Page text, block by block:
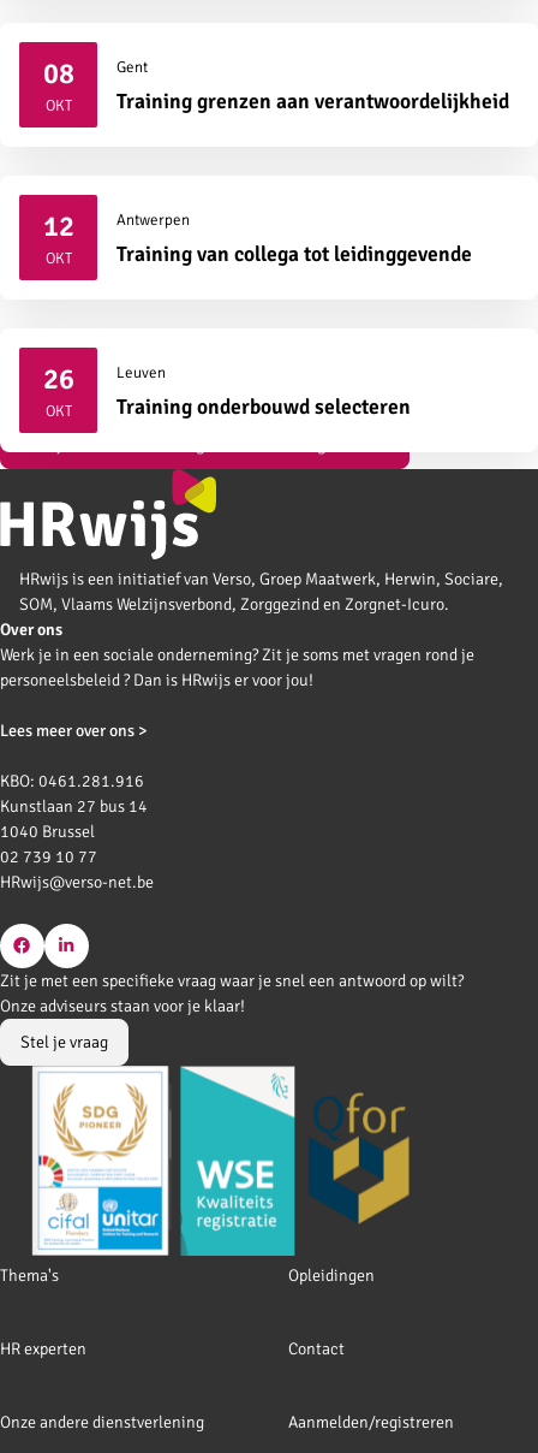
08
OKT2026
Gent
Training grenzen aan verantwoordelijkheid
12
OKT2026
Antwerpen
Training van collega tot leidinggevende
26
OKT2026
Leuven
Training onderbouwd selecteren
HRwijs is een initiatief van Verso, Groep Maatwerk, Herwin, Sociare,
SOM, Vlaams Welzijnsverbond, Zorggezind en Zorgnet-Icuro.
Over ons
Werk je in een sociale onderneming? Zit je soms met vragen rond je
personeelsbeleid ? Dan is HRwijs er voor jou!
Lees meer over ons >
KBO: 0461.281.916
Kunstlaan 27 bus 14
1040 Brussel
02 739 10 77
HRwijs@verso-net.be
Go
to
Facebook
Go
to
LinkedIn
Footer
Thema's Opleidingen
HR experten Contact
Onze andere dienstverlening Aanmelden/registreren
Zit je met een specifieke vraag waar je snel een antwoord op wilt?
Onze adviseurs staan voor je klaar!
Stel je vraag